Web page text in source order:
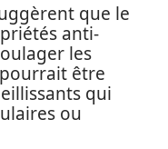
que le
anti-
les
être
qui
ou